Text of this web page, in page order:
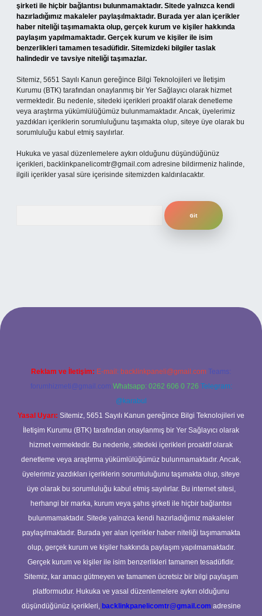
şirketi ile hiçbir bağlantısı bulunmamaktadır. Sitede yalnızca kendi
hazırladığımız makaleler paylaşılmaktadır. Burada yer alan içerikler
haber niteliği taşımamakta olup, gerçek kurum ve kişiler hakkında
paylaşım yapılmamaktadır. Gerçek kurum ve kişiler ile isim
benzerlikleri tamamen tesadüfidir. Sitemizdeki bilgiler taslak
halindedir ve tavsiye niteliği taşımazlar.
Sitemiz, 5651 Sayılı Kanun gereğince Bilgi Teknolojileri ve İletişim
Kurumu (BTK) tarafından onaylanmış bir Yer Sağlayıcı olarak hizmet
vermektedir. Bu nedenle, sitedeki içerikleri proaktif olarak denetleme
veya araştırma yükümlülüğümüz bulunmamaktadır. Ancak, üyelerimiz
yazdıkları içeriklerin sorumluluğunu taşımakta olup, siteye üye olarak bu
sorumluluğu kabul etmiş sayılırlar.
Hukuka ve yasal düzenlemelere aykırı olduğunu düşündüğünüz
içerikleri, backlinkpanelicomtr@gmail.com adresine bildirmeniz halinde,
ilgili içerikler yasal süre içerisinde sitemizden kaldırılacaktır.
yeni giriş adresi
Reklam ve İletişim: E-mail: backlinkpaneli@gmail.com Teams:
forumhizmeti@gmail.com Whatsapp: 0262 606 0 726 Telegram:
@karabul
Yasal Uyarı: Sitemiz, 5651 Sayılı Kanun gereğince Bilgi Teknolojileri ve
İletişim Kurumu (BTK) tarafından onaylanmış bir Yer Sağlayıcı olarak
hizmet vermektedir. Bu nedenle, sitedeki içerikleri proaktif olarak
denetleme veya araştırma yükümlülüğümüz bulunmamaktadır. Ancak,
üyelerimiz yazdıkları içeriklerin sorumluluğunu taşımakta olup, siteye
üye olarak bu sorumluluğu kabul etmiş sayılırlar. Bu internet sitesi,
herhangi bir marka, kurum veya şahıs şirketi ile hiçbir bağlantısı
bulunmamaktadır. Sitede yalnızca kendi hazırladığımız makaleler
paylaşılmaktadır. Burada yer alan içerikler haber niteliği taşımamakta
olup, gerçek kurum ve kişiler hakkında paylaşım yapılmamaktadır.
Gerçek kurum ve kişiler ile isim benzerlikleri tamamen tesadüfidir.
Sitemiz, kar amacı gütmeyen ve tamamen ücretsiz bir bilgi paylaşım
platformudur. Hukuka ve yasal düzenlemelere aykırı olduğunu
düşündüğünüz içerikleri, backlinkpanelicomtr@gmail.com adresine